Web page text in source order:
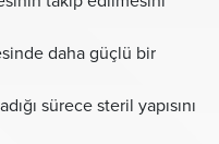
daha güçlü bir
sürece steril yapısını